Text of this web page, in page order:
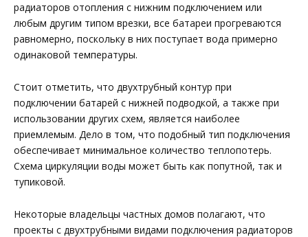
радиаторов отопления с нижним подключением или
любым другим типом врезки, все батареи прогреваются
равномерно, поскольку в них поступает вода примерно
одинаковой температуры.
Стоит отметить, что двухтрубный контур при
подключении батарей с нижней подводкой, а также при
использовании других схем, является наиболее
приемлемым. Дело в том, что подобный тип подключения
обеспечивает минимальное количество теплопотерь.
Схема циркуляции воды может быть как попутной, так и
тупиковой.
Некоторые владельцы частных домов полагают, что
проекты с двухтрубными видами подключения радиаторов